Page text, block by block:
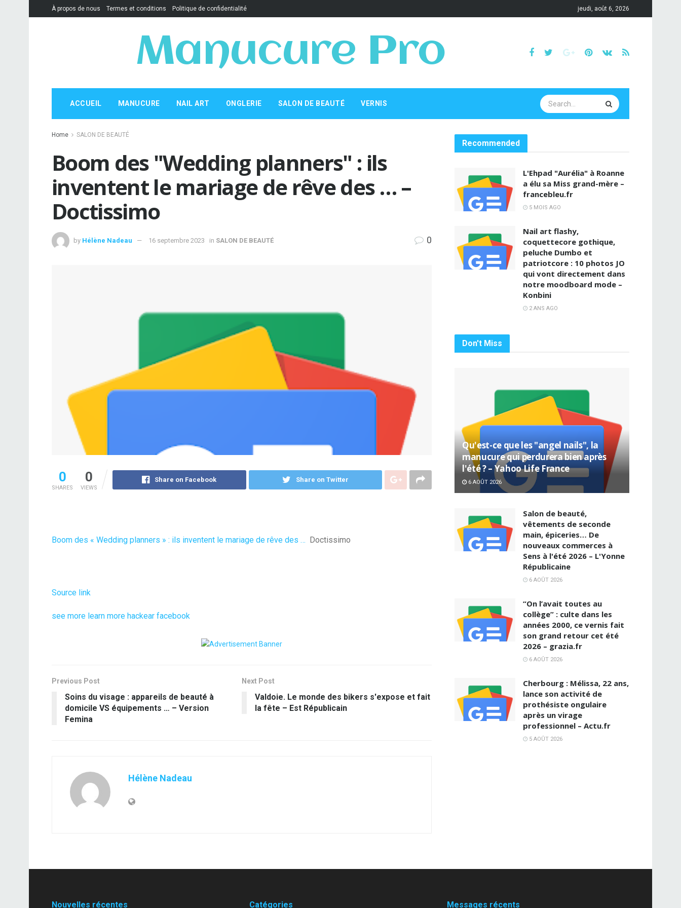
À propos de nous Termes et conditions Politique de confidentialité jeudi, août 6, 2026
Manucure Pro
ACCUEIL MANUCURE NAIL ART ONGLERIE SALON DE BEAUTÉ VERNIS
Home SALON DE BEAUTÉ
Boom des "Wedding planners" : ils
inventent le mariage de rêve des … –
Doctissimo
by Hélène Nadeau 16 septembre 2023 in SALON DE BEAUTÉ 0
0
SHARES
0
VIEWS
Share on Facebook Share on Twitter
Boom des « Wedding planners » : ils inventent le mariage de rêve des … Doctissimo
Source link
see more learn more hackear facebook
Previous Post
Soins du visage : appareils de beauté à
domicile VS équipements … – Version
Femina
Next Post
Valdoie. Le monde des bikers s'expose et fait
la fête – Est Républicain
Hélène Nadeau
Recommended
L'Ehpad "Aurélia" à Roanne
a élu sa Miss grand-mère –
francebleu.fr
5 MOIS AGO
Nail art flashy,
coquettecore gothique,
peluche Dumbo et
patriotcore : 10 photos JO
qui vont directement dans
notre moodboard mode –
Konbini
2 ANS AGO
Don't Miss
Qu'est-ce que les "angel nails", la
manucure qui perdurera bien après
l'été ? – Yahoo Life France
6 AOÛT 2026
Salon de beauté,
vêtements de seconde
main, épiceries… De
nouveaux commerces à
Sens à l'été 2026 – L'Yonne
Républicaine
6 AOÛT 2026
“On l’avait toutes au
collège” : culte dans les
années 2000, ce vernis fait
son grand retour cet été
2026 – grazia.fr
6 AOÛT 2026
Cherbourg : Mélissa, 22 ans,
lance son activité de
prothésiste ongulaire
après un virage
professionnel – Actu.fr
5 AOÛT 2026
Nouvelles récentes Catégories Messages récents